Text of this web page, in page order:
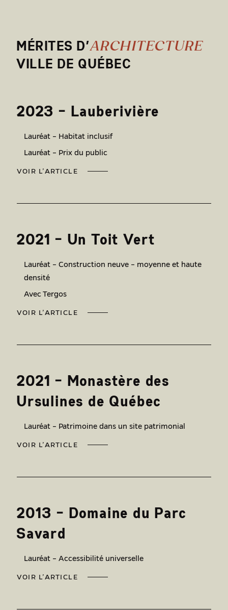
MÉRITES D’ARCHITECTURE
VILLE DE QUÉBEC
2023 – Lauberivière
Lauréat – Habitat inclusif
Lauréat – Prix du public
VOIR L’ARTICLE
2021 – Un Toit Vert
Lauréat – Construction neuve – moyenne et haute
densité
Avec Tergos
VOIR L’ARTICLE
2021 – Monastère des
Ursulines de Québec
Lauréat – Patrimoine dans un site patrimonial
VOIR L’ARTICLE
2013 – Domaine du Parc
Savard
Lauréat – Accessibilité universelle
VOIR L’ARTICLE